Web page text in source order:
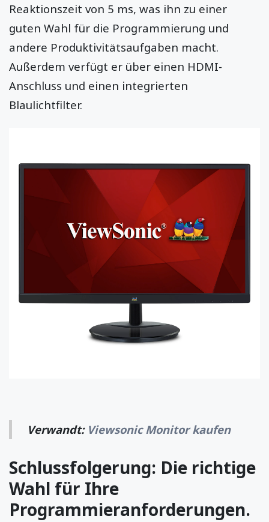
Reaktionszeit von 5 ms, was ihn zu einer
guten Wahl für die Programmierung und
andere Produktivitätsaufgaben macht.
Außerdem verfügt er über einen HDMI-
Anschluss und einen integrierten
Blaulichtfilter.
Verwandt: Viewsonic Monitor kaufen
Schlussfolgerung: Die richtige
Wahl für Ihre
Programmieranforderungen.